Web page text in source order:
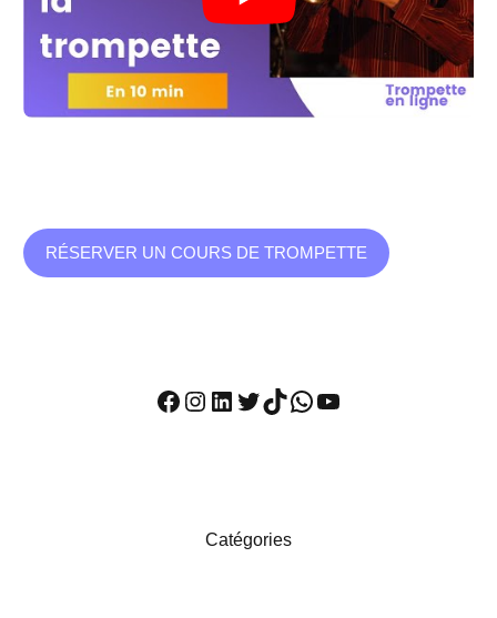
RÉSERVER UN COURS DE TROMPETTE
Facebook
Instagram
LinkedIn
Twitter
TikTok
WhatsApp
YouTube
Catégories